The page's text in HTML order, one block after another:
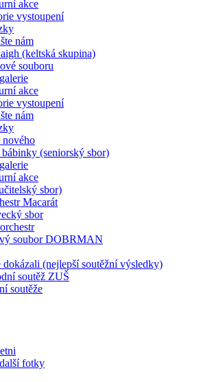
akce
vystoupení
nám
(keltská skupina)
souboru
akce
vystoupení
nám
nového
(seniorský sbor)
akce
sbor)
Macarát
sbor
soubor DOBRMAN
dokázali (nejlepší soutěžní výsledky)
soutěž ZUŠ
soutěže
fotky